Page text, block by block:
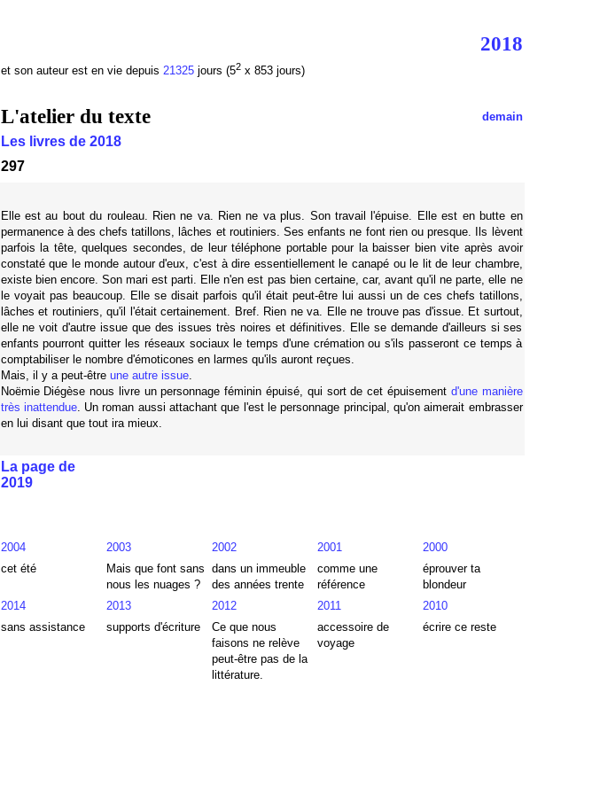
2018
et son auteur est en vie depuis 21325jours (52x 853 jours)
L'atelier du texte demain
Les livres de 2018
297
Elle est au bout du rouleau. Rien ne va. Rien ne va plus. Son travail l'épuise. Elle est en butte en
permanence à des chefs tatillons, lâches et routiniers. Ses enfants ne font rien ou presque. Ils lèvent
parfois la tête, quelques secondes, de leur téléphone portable pour la baisser bien vite après avoir
constaté que le monde autour d'eux, c'est à dire essentiellement le canapé ou le lit de leur chambre,
existe bien encore. Son mari est parti. Elle n'en est pas bien certaine, car, avant qu'il ne parte, elle ne
le voyait pas beaucoup. Elle se disait parfois qu'il était peut-être lui aussi un de ces chefs tatillons,
lâches et routiniers, qu'il l'était certainement. Bref. Rien ne va. Elle ne trouve pas d'issue. Et surtout,
elle ne voit d'autre issue que des issues très noires et définitives. Elle se demande d'ailleurs si ses
enfants pourront quitter les réseaux sociaux le temps d'une crémation ou s'ils passeront ce temps à
comptabiliser le nombre d'émoticones en larmes qu'ils auront reçues.
Mais, il y a peut-être une autre issue.
Noëmie Diégèse nous livre un personnage féminin épuisé, qui sort de cet épuisement d'une manière
très inattendue. Un roman aussi attachant que l'est le personnage principal, qu'on aimerait embrasser
en lui disant que tout ira mieux.
La page de
2019
2004 2003 2002 2001
2000
cet été
Mais que font sans
nous les nuages ?
dans un immeuble
des années trente
comme une
référence
éprouver ta
blondeur
2014 2013 2012 2011
2010
sans assistance supports d'écriture
Ce que nous
faisons ne relève
peut-être pas de la
littérature.
accessoire de
voyage
écrire ce reste